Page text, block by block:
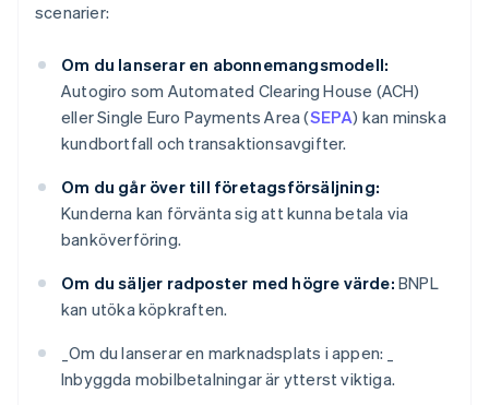
scenarier:
Om du lanserar en abonnemangsmodell:
Autogiro som Automated Clearing House (ACH)
eller Single Euro Payments Area (SEPA) kan minska
kundbortfall och transaktionsavgifter.
Om du går över till företagsförsäljning:
Kunderna kan förvänta sig att kunna betala via
banköverföring.
Om du säljer radposter med högre värde: BNPL
kan utöka köpkraften.
_Om du lanserar en marknadsplats i appen: _
Inbyggda mobilbetalningar är ytterst viktiga.